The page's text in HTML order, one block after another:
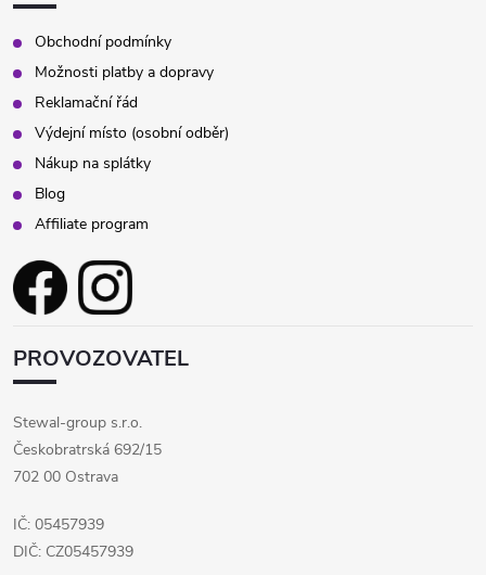
Obchodní podmínky
Možnosti platby a dopravy
Reklamační řád
Výdejní místo (osobní odběr)
Nákup na splátky
Blog
Affiliate program
PROVOZOVATEL
Stewal-group s.r.o.
Českobratrská 692/15
702 00 Ostrava
IČ: 05457939
DIČ: CZ05457939